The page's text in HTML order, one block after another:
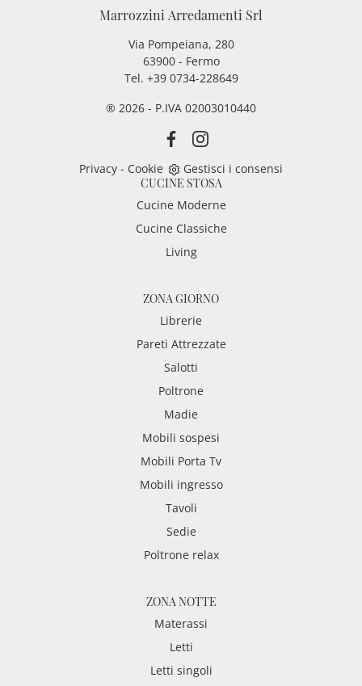
Marrozzini Arredamenti Srl
Via Pompeiana, 280
63900 - Fermo
Tel. +39 0734-228649
® 2026 - P.IVA 02003010440
Privacy - Cookie
Gestisci i consensi
CUCINE STOSA
Cucine Moderne
Cucine Classiche
Living
ZONA GIORNO
Librerie
Pareti Attrezzate
Salotti
Poltrone
Madie
Mobili sospesi
Mobili Porta Tv
Mobili ingresso
Tavoli
Sedie
Poltrone relax
ZONA NOTTE
Materassi
Letti
Letti singoli